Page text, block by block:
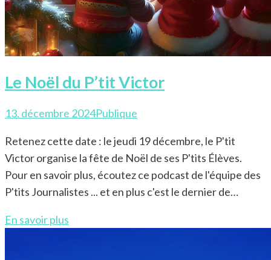
Le Noël du P’tit Victor
13. décembre 2024Publique
Retenez cette date : le jeudi 19 décembre, le P'tit
Victor organise la fête de Noël de ses P'tits Élèves.
Pour en savoir plus, écoutez ce podcast de l'équipe des
P'tits Journalistes ... et en plus c'est le dernier de…
En savoir plus